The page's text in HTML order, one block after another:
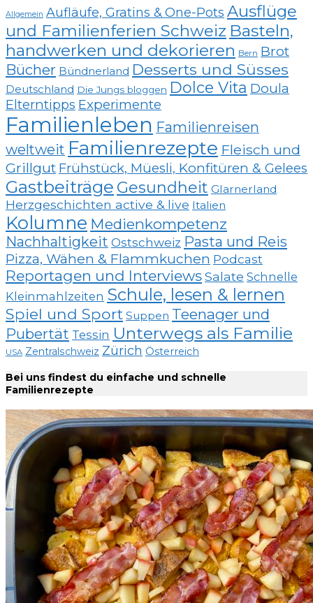
Allgemein Aufläufe, Gratins & One-Pots Ausflüge
und Familienferien Schweiz Basteln,
handwerken und dekorieren Bern Brot
Bücher Bündnerland Desserts und Süsses
Deutschland Die Jungs bloggen Dolce Vita Doula
Elterntipps Experimente
Familienleben Familienreisen
weltweit Familienrezepte Fleisch und
Grillgut Frühstück, Müesli, Konfitüren & Gelees
Gastbeiträge Gesundheit Glarnerland
Herzgeschichten active & live Italien
Kolumne Medienkompetenz
Nachhaltigkeit Ostschweiz Pasta und Reis
Pizza, Wähen & Flammkuchen Podcast
Reportagen und InterviewsSalate Schnelle
Kleinmahlzeiten Schule, lesen & lernen
Spiel und Sport Suppen Teenager und
Pubertät Tessin Unterwegs als Familie
USA Zentralschweiz Zürich Österreich
Bei uns findest du einfache und schnelle
Familienrezepte